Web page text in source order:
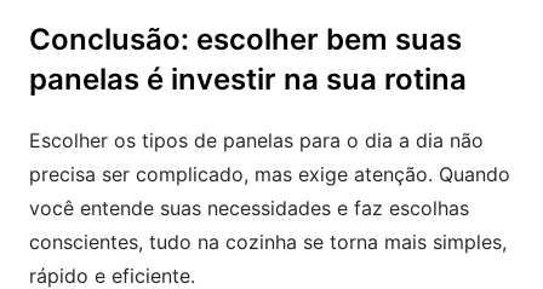
Conclusão: escolher bem suas
panelas é investir na sua rotina
Escolher os tipos de panelas para o dia a dia não
precisa ser complicado, mas exige atenção. Quando
você entende suas necessidades e faz escolhas
conscientes, tudo na cozinha se torna mais simples,
rápido e eficiente.